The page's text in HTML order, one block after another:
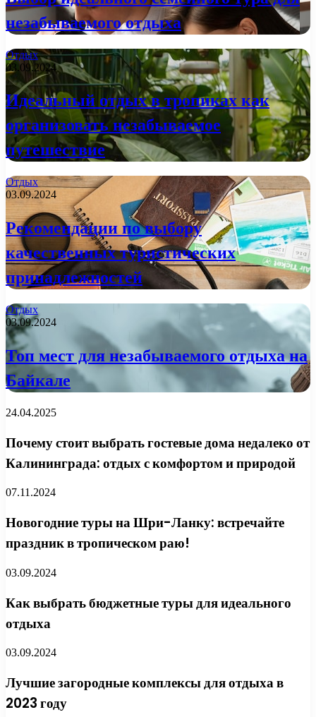
незабываемого отдыха
Отдых
03.09.2024
Идеальный отдых в тропиках как
организовать незабываемое
путешествие
Отдых
03.09.2024
Рекомендации по выбору
качественных туристических
принадлежностей
Отдых
03.09.2024
Топ мест для незабываемого отдыха на
Байкале
24.04.2025
Почему стоит выбрать гостевые дома недалеко от
Калининграда: отдых с комфортом и природой
07.11.2024
Новогодние туры на Шри-Ланку: встречайте
праздник в тропическом раю!
03.09.2024
Как выбрать бюджетные туры для идеального
отдыха
03.09.2024
Лучшие загородные комплексы для отдыха в
2023 году